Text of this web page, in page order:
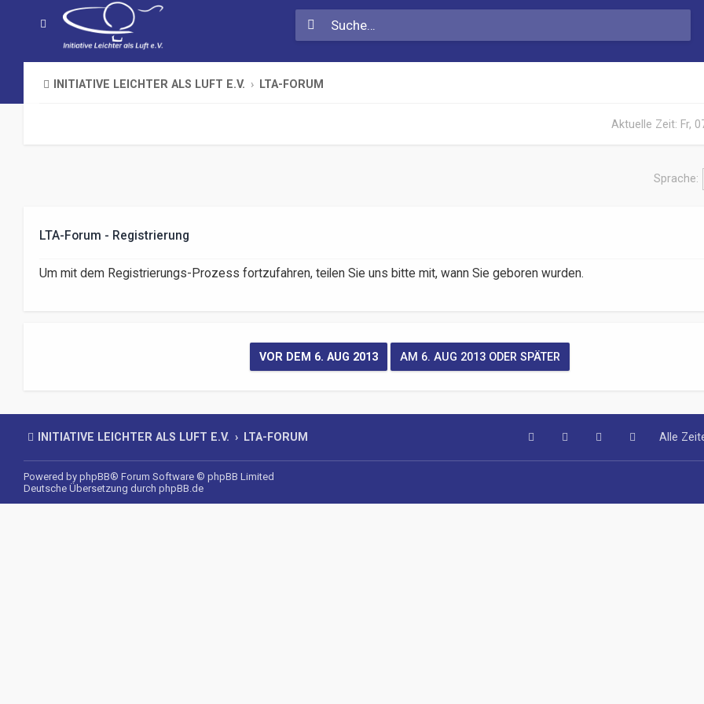
INITIATIVE LEICHTER ALS LUFT E.V. LTA-FORUM
Aktuelle Zeit: Fr,
Sprache:
LTA-Forum - Registrierung
Um mit dem Registrierungs-Prozess fortzufahren, teilen Sie uns bitte mit, wann Sie geboren wurden.
INITIATIVE LEICHTER ALS LUFT E.V. LTA-FORUM Alle
Powered by phpBB® Forum Software © phpBB Limited
Deutsche Übersetzung durch phpBB.de